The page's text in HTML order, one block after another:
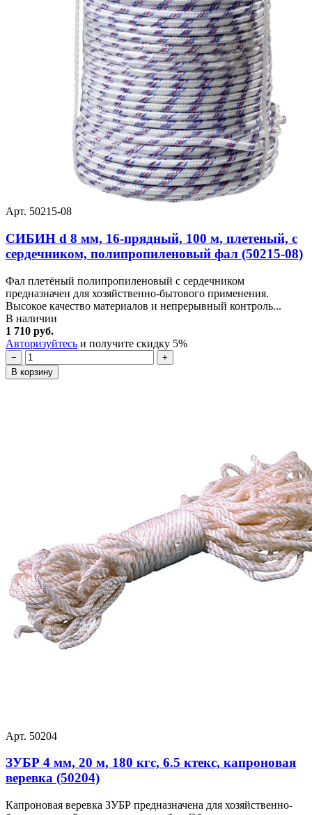
Арт. 50215-08
СИБИН d 8 мм, 16-прядный, 100 м, плетеный, с
сердечником, полипропиленовый фал (50215-08)
Фал плетёный полипропиленовый с сердечником
предназначен для хозяйственно-бытового применения.
Высокое качество материалов и непрерывный контроль...
В наличии
1 710 руб.
Авторизуйтесь и получите скидку 5%
−
+
В корзину
Арт. 50204
ЗУБР 4 мм, 20 м, 180 кгс, 6.5 ктекс, капроновая
веревка (50204)
Капроновая веревка ЗУБР предназначена для хозяйственно-